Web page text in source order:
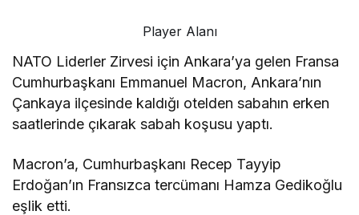
Player Alanı
NATO Liderler Zirvesi için Ankara’ya gelen Fransa
Cumhurbaşkanı Emmanuel Macron, Ankara’nın
Çankaya ilçesinde kaldığı otelden sabahın erken
saatlerinde çıkarak sabah koşusu yaptı.
Macron’a, Cumhurbaşkanı Recep Tayyip
Erdoğan’ın Fransızca tercümanı Hamza Gedikoğlu
eşlik etti.